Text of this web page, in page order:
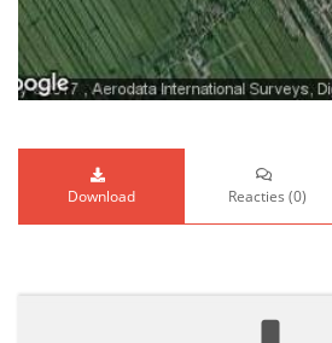
Download Reacties (0)